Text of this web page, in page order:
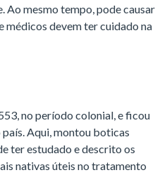
Ao mesmo tempo, pode causar
médicos devem ter cuidado na
no período colonial, e ficou
Aqui, montou boticas
ter estudado e descrito os
nativas úteis no tratamento